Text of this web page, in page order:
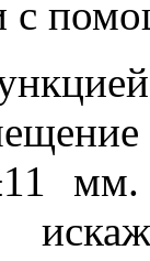
с
мм.